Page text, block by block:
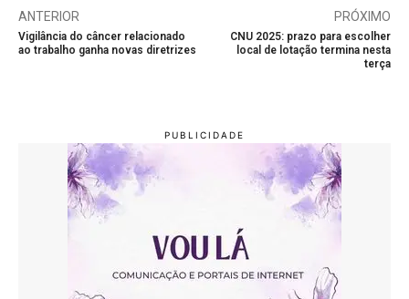
ANTERIOR
Vigilância do câncer relacionado
ao trabalho ganha novas diretrizes
PRÓXIMO
CNU 2025: prazo para escolher
local de lotação termina nesta
terça